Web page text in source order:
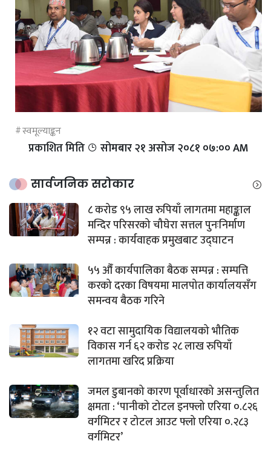
स्वमूल्याङ्कन
प्रकाशित मिति सोमबार २१ असोज २०८१ ०७:०० AM
सार्वजनिक सरोकार
८ करोड ९५ लाख रुपियाँ लागतमा महाङ्काल
मन्दिर परिसरको चौघेरा सत्तल पुनःनिर्माण
सम्पन्न : कार्यवाहक प्रमुखबाट उद्घाटन
५५ औँ कार्यपालिका बैठक सम्पन्न : सम्पत्ति
करको दरका विषयमा मालपोत कार्यालयसँग
समन्वय बैठक गरिने
१२ वटा सामुदायिक विद्यालयको भौतिक
विकास गर्न ६२ करोड २८ लाख रुपियाँ
लागतमा खरिद प्रक्रिया
जमल डुबानको कारण पूर्वाधारको असन्तुलित
क्षमता : ‘पानीको टोटल इनफ्लो एरिया ०.८२६
वर्गमिटर र टोटल आउट फ्लो एरिया ०.२८३
वर्गमिटर’